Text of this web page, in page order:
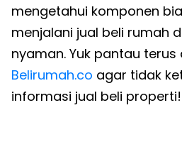
mengetahui komponen
menjalani jual beli rumah
nyaman. Yuk pantau terus
Belirumah.co agar tidak
informasi jual beli properti!